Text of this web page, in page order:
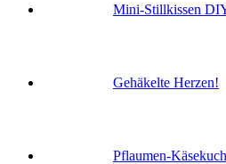
Mini-Stillkissen
Gehäkelte Herzen!
Pflaumen-